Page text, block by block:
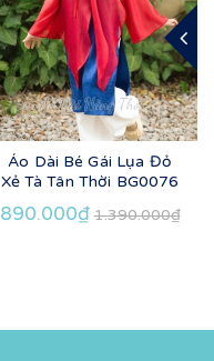
Áo Dài Bé Gái Lụa Đỏ
Xẻ Tà Tân Thời BG0076
890.000₫ 1.390.000₫